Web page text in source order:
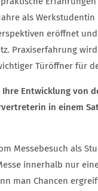
als
eröffnet
Praxiserfahrung
Türöffner für
Ihre Entwicklung von
in einem
Messebesuch als
innerhalb nur
man Chancen